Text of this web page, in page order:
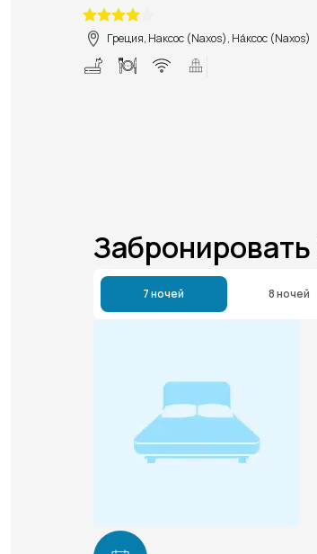
Греция, Наксос (Naxos), На́ксос (Naxos)
Забронировать
7 ночей 8 ночей